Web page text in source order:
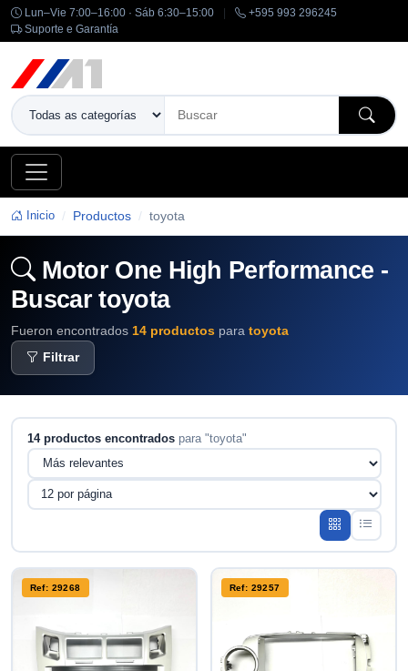
Lun–Vie 7:00–16:00 · Sáb 6:30–15:00
+595 993 296245
Suporte e Garantía
Inicio Productos toyota
Motor One High Performance -
Buscar toyota
Fueron encontrados 14 productos para toyota
Filtrar
14 productos encontradospara "toyota"
Ref: 29268 Ref: 29257